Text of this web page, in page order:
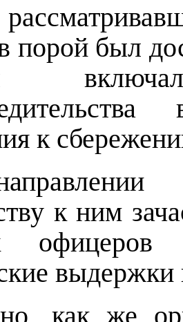
порой был
к
к ним
выдержки
как же